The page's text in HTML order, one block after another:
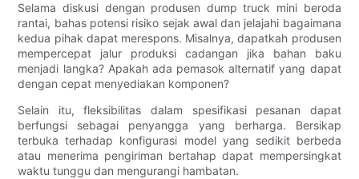
Selama diskusi dengan produsen dump truck mini beroda
rantai, bahas potensi risiko sejak awal dan jelajahi bagaimana
kedua pihak dapat merespons. Misalnya, dapatkah produsen
mempercepat jalur produksi cadangan jika bahan baku
menjadi langka? Apakah ada pemasok alternatif yang dapat
dengan cepat menyediakan komponen?
Selain itu, fleksibilitas dalam spesifikasi pesanan dapat
berfungsi sebagai penyangga yang berharga. Bersikap
terbuka terhadap konfigurasi model yang sedikit berbeda
atau menerima pengiriman bertahap dapat mempersingkat
waktu tunggu dan mengurangi hambatan.